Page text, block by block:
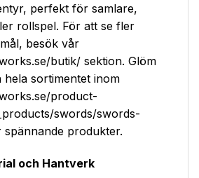
perfekt för samlare,
rollspel. För att se fler
besök vår
butik/ sektion. Glöm
sortimentet inom
product-
swords/swords-
produkter.
och Hantverk